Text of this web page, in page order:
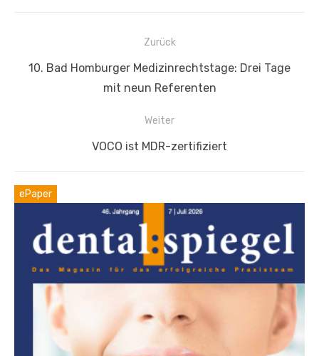
Beitragsnavigation
Zurück
Vorheriger
10. Bad Homburger Medizinrechtstage: Drei Tage
mit neun Referenten
Weiter
Nächster
VOCO ist MDR-zertifiziert
ePaper